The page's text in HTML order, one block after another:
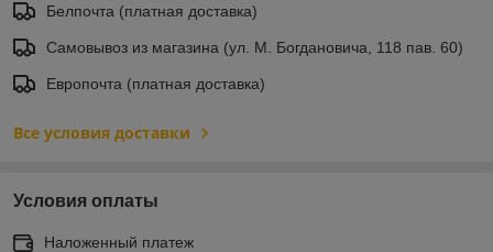
Белпочта (платная доставка)
Самовывоз из магазина (ул. М. Богдановича, 118 пав. 60)
Европочта (платная доставка)
Все условия доставки
Условия оплаты
Наложенный платеж